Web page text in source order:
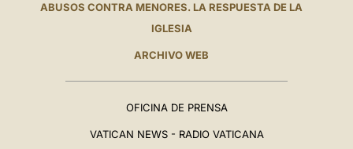
ABUSOS CONTRA MENORES. LA RESPUESTA DE LA
IGLESIA
ARCHIVO WEB
OFICINA DE PRENSA
VATICAN NEWS - RADIO VATICANA